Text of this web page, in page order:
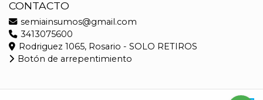
CONTACTO
semiainsumos@gmail.com
3413075600
Rodriguez 1065, Rosario - SOLO RETIROS
Botón de arrepentimiento